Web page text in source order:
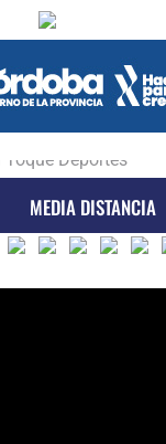
MEDIA DISTANCIA